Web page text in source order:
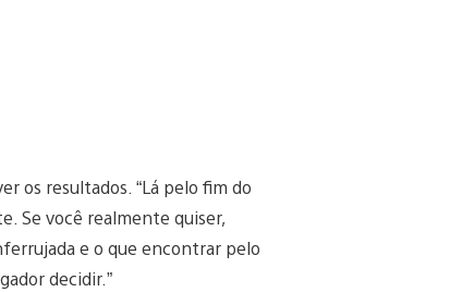
os resultados. “Lá pelo fim do
Se você realmente quiser,
e o que encontrar pelo
decidir.”